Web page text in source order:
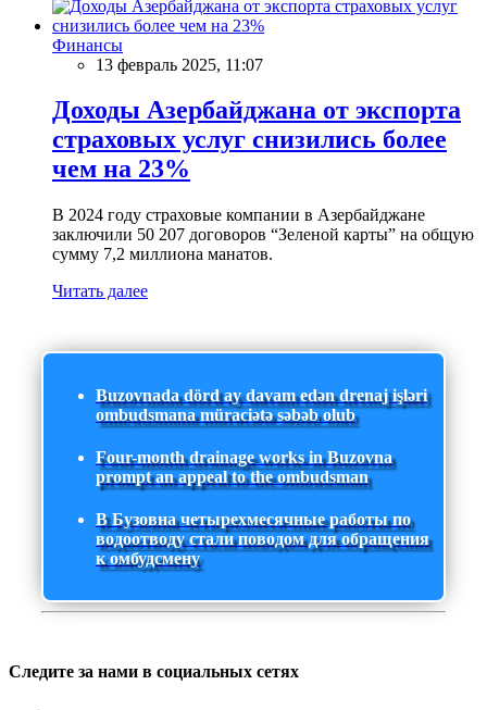
Финансы
13 февраль 2025, 11:07
Доходы Азербайджана от экспорта
страховых услуг снизились более
чем на 23%
В 2024 году страховые компании в Азербайджане
заключили 50 207 договоров “Зеленой карты” на общую
сумму 7,2 миллиона манатов.
Читать далее
Buzovnada dörd ay davam edən drenaj işləri
ombudsmana müraciətə səbəb olub
Four-month drainage works in Buzovna
prompt an appeal to the ombudsman
В Бузовна четырехмесячные работы по
водоотводу стали поводом для обращения
к омбудсмену
Следите за нами в социальных сетях